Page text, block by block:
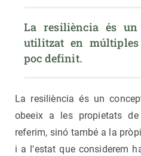
La resiliència és un
utilitzat en
poc definit.
La resiliència és un
obeeix a les propietats
referim, sinó també a la
i a l'estat que considerem